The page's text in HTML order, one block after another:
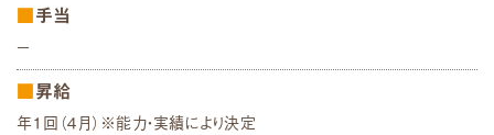
手当
－
昇給
年１回（４月）※能力・実績により決定